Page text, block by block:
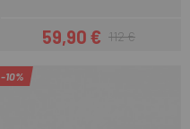
Preu
59,90 €Preu regular
112 €
-10%